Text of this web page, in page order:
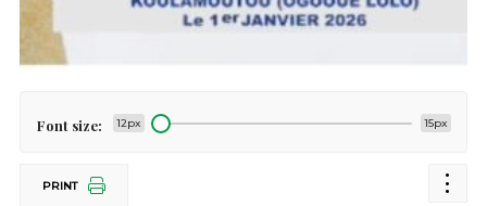
Font size: 12px 15px
PRINT